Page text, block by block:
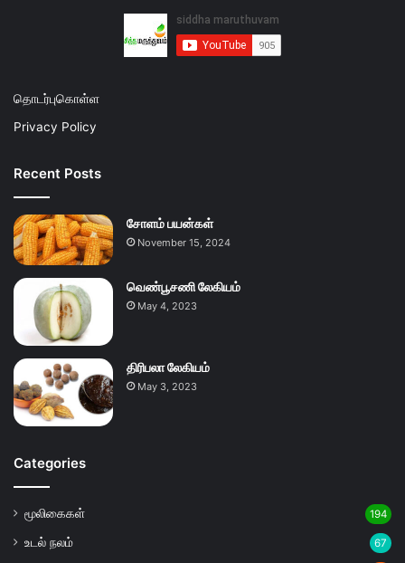
தொடர்புகொள்ள
Privacy Policy
Recent Posts
சோளம் பயன்கள்
November 15, 2024
வெண்பூசணி லேகியம்
May 4, 2023
திரிபலா லேகியம்
May 3, 2023
Categories
மூலிகைகள் 194
உடல் நலம் 67